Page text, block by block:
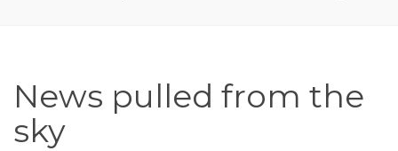
News pulled from the
sky